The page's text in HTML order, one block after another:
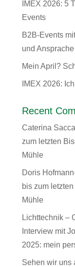
IMEX 2026: 5
Events
B2B-Events
und Ansprache
Mein April?
IMEX 2026:
Recent
Caterina
zum letzten
Mühle
Doris
bis zum
Mühle
Lichttechnik –
Interview mit
2025: mein
Sehen wir uns